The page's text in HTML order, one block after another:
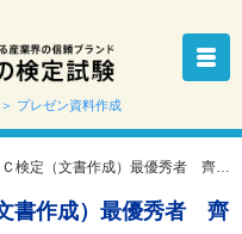
＞ プレゼン資料作成
定（文書作成）最優秀者 齊藤美咲さん
書作成）最優秀者 齊